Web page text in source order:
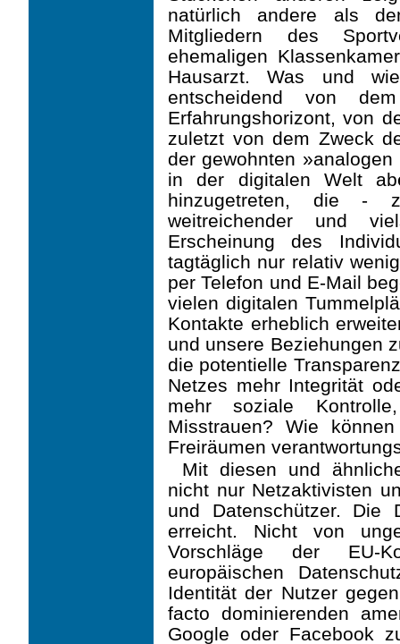
natürlich andere als
Mitgliedern des
ehemaligen
Hausarzt. Was und
entscheidend von
Erfahrungshorizont, von
zuletzt von dem Zweck
der gewohnten
in der digitalen Welt
hinzugetreten, die -
weitreichender und
Erscheinung des
tagtäglich nur relativ
per Telefon und E-Mail
vielen digitalen
Kontakte erheblich
und unsere Beziehungen
die potentielle
Netzes mehr Integrität
mehr soziale
Misstrauen? Wie
Freiräumen
Mit diesen und
nicht nur Netzaktivisten
und Datenschützer. Die
erreicht. Nicht von
Vorschläge der EU-
europäischen
Identität der Nutzer
facto dominierenden
Google oder Facebook